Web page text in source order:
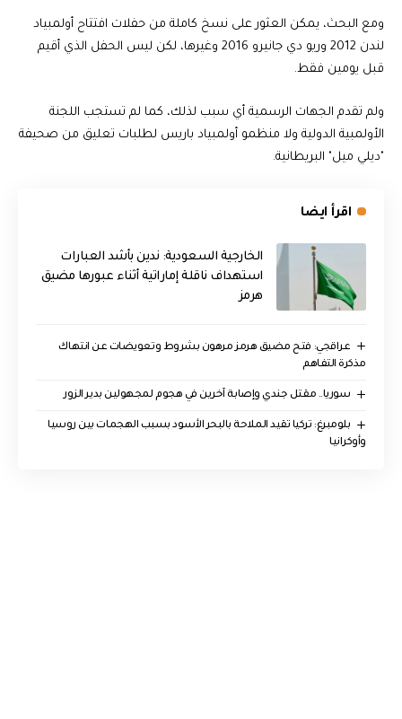
ومع البحث، يمكن العثور على نسخ كاملة من حفلات افتتاح أولمبياد
لندن 2012 وريو دي جانيرو 2016 وغيرها، لكن ليس الحفل الذي أقيم
قبل يومين فقط.
ولم تقدم الجهات الرسمية أي سبب لذلك، كما لم تستجب اللجنة
الأولمبية الدولية ولا منظمو أولمبياد باريس لطلبات تعليق من صحيفة
"ديلي ميل" البريطانية.
اقرأ ايضا
‏الخارجية السعودية: ندين بأشد العبارات
استهداف ناقلة إماراتية أثناء عبورها مضيق
هرمز
عراقجي: فتح مضيق هرمز مرهون بشروط وتعويضات عن انتهاك
مذكرة التفاهم
سوريا.. مقتل جندي وإصابة آخرين في هجوم لمجهولين بدير الزور
بلومبرغ: تركيا تقيد الملاحة بالبحر الأسود بسبب الهجمات بين روسيا
وأوكرانيا